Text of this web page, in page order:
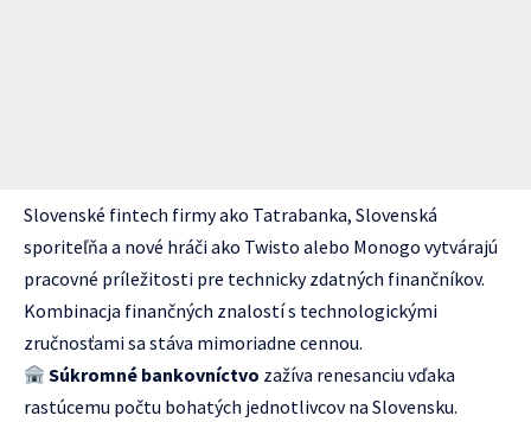
Slovenské fintech firmy ako Tatrabanka, Slovenská
sporiteľňa a nové hráči ako Twisto alebo Monogo vytvárajú
pracovné príležitosti pre technicky zdatných finančníkov.
Kombinacja finančných znalostí s technologickými
zručnosťami sa stáva mimoriadne cennou.
Súkromné bankovníctvo zažíva renesanciu vďaka
rastúcemu počtu bohatých jednotlivcov na Slovensku.